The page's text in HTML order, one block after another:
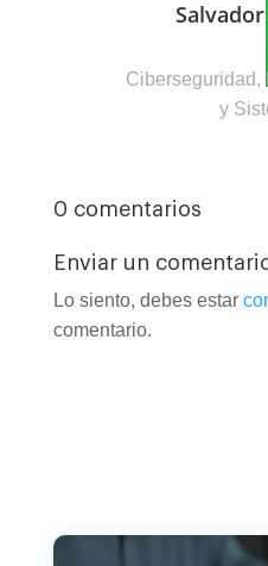
Ciberseguridad,
y
0 comentarios
Enviar un
Lo siento, debes estar
comentario.